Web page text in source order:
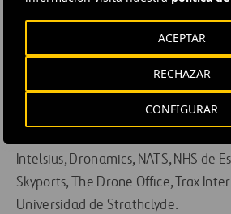
CONFIGURAR
RECHAZAR
ACEPTAR
digital) de la red de envió propuesta
hospitales, laboratorios de
distribución y consultas generalista
EL consorcio CAELUS está
Limited, ANRA Technologies UK,
Intelsius, Dronamics, NATS, NHS de
Skyports, The Drone Office, Trax
Universidad de Strathclyde.